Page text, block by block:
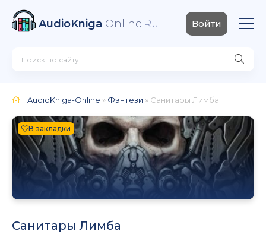
AudioKniga Online.Ru Войти
AudioKniga-Online » Фэнтези » Санитары Лимба
В закладки
Санитары Лимба